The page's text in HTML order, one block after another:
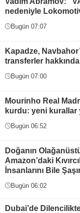
nedeniyle
Bugün 07:07
Kapadze,
transferler
Bugün 07:00
Mourinho Real
kurdu: yeni
Bugün 06:52
Doğanın
Amazon’daki
İnsanlarını Bile
Bugün 06:02
Dubai’de